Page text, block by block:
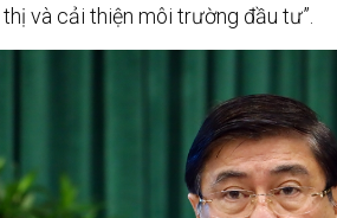
và cải thiện môi trường đầu tư”.